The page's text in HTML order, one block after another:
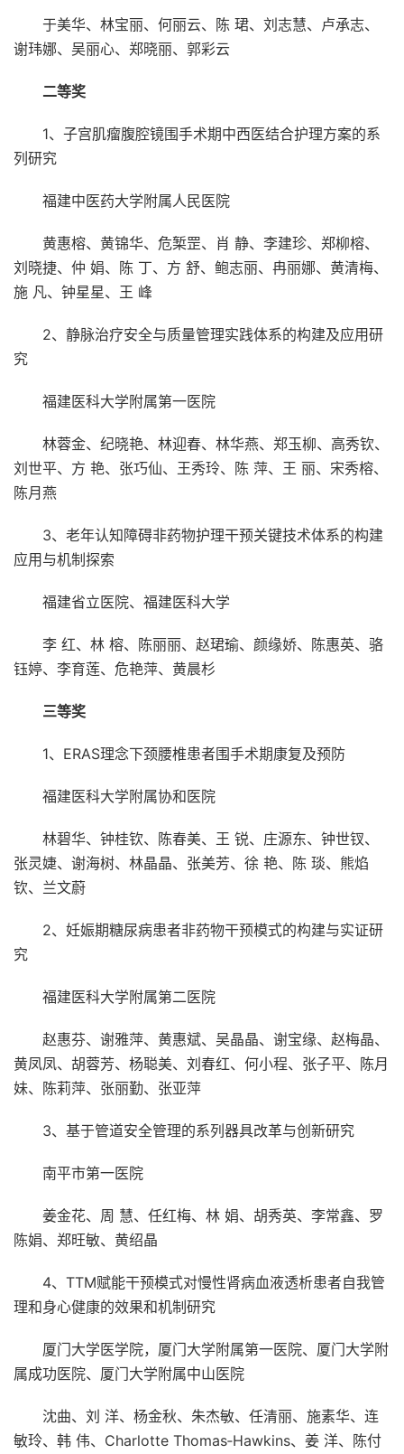
于美华、林宝丽、何丽云、陈 珺、刘志慧、卢承志、
谢玮娜、吴丽心、郑晓丽、郭彩云
二等奖
1、子宫肌瘤腹腔镜围手术期中西医结合护理方案的系
列研究
福建中医药大学附属人民医院
黄惠榕、黄锦华、危椠罡、肖 静、李建珍、郑柳榕、
刘晓捷、仲 娟、陈 丁、方 舒、鲍志丽、冉丽娜、黄清梅、
施 凡、钟星星、王 峰
2、静脉治疗安全与质量管理实践体系的构建及应用研
究
福建医科大学附属第一医院
林蓉金、纪晓艳、林迎春、林华燕、郑玉柳、高秀钦、
刘世平、方 艳、张巧仙、王秀玲、陈 萍、王 丽、宋秀榕、
陈月燕
3、老年认知障碍非药物护理干预关键技术体系的构建
应用与机制探索
福建省立医院、福建医科大学
李 红、林 榕、陈丽丽、赵珺瑜、颜缘娇、陈惠英、骆
钰婷、李育莲、危艳萍、黄晨杉
三等奖
1、ERAS理念下颈腰椎患者围手术期康复及预防
福建医科大学附属协和医院
林碧华、钟桂钦、陈春美、王 锐、庄源东、钟世钗、
张灵婕、谢海树、林晶晶、张美芳、徐 艳、陈 琰、熊焰
钦、兰文蔚
2、妊娠期糖尿病患者非药物干预模式的构建与实证研
究
福建医科大学附属第二医院
赵惠芬、谢雅萍、黄惠斌、吴晶晶、谢宝缘、赵梅晶、
黄凤凤、胡蓉芳、杨聪美、刘春红、何小程、张子平、陈月
妹、陈莉萍、张丽勤、张亚萍
3、基于管道安全管理的系列器具改革与创新研究
南平市第一医院
姜金花、周 慧、任红梅、林 娟、胡秀英、李常鑫、罗
陈娟、郑旺敏、黄绍晶
4、TTM赋能干预模式对慢性肾病血液透析患者自我管
理和身心健康的效果和机制研究
厦门大学医学院，厦门大学附属第一医院、厦门大学附
属成功医院、厦门大学附属中山医院
沈曲、刘 洋、杨金秋、朱杰敏、任清丽、施素华、连
敏玲、韩 伟、Charlotte Thomas‐Hawkins、姜 洋、陈付